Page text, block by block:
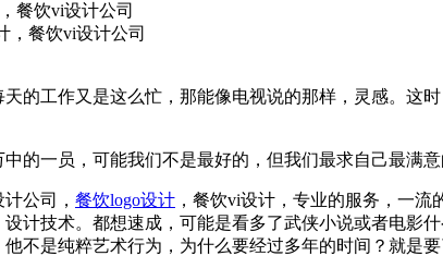
餐饮vi设计公司
，餐饮vi设计公司
的工作又是这么忙，那能像电视说的那样，灵感。
的一员，可能我们不是最好的，但我们最求自己最满意
公司， 餐饮logo设计 ，餐饮vi设计，专业的服务，一
计技术。都想速成，可能是看多了武侠小说或者电
不是纯粹艺术行为，为什么要经过多年的时间？就